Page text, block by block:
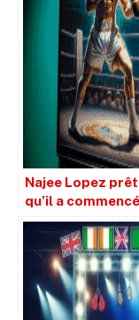
Najee Lopez
qu’il a
Castillo